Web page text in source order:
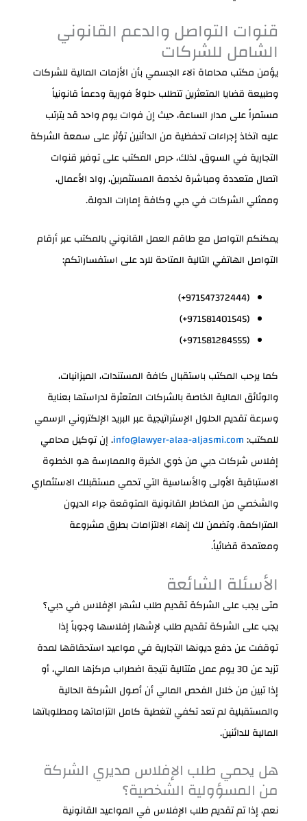
قنوات التواصل والدعم القانوني
الشامل للشركات
يؤمن مكتب محاماة آلاء الجسمي بأن الأزمات المالية للشركات
وطبيعة قضايا المتعثرين تتطلب حلولاً فورية ودعماً قانونياً
مستمراً على مدار الساعة، حيث إن فوات يوم واحد قد يترتب
عليه اتخاذ إجراءات تحفظية من الدائنين تؤثر على سمعة الشركة
التجارية في السوق. لذلك، حرص المكتب على توفير قنوات
اتصال متعددة ومباشرة لخدمة المستثمرين، رواد الأعمال،
وممثلي الشركات في دبي وكافة إمارات الدولة.
يمكنكم التواصل مع طاقم العمل القانوني بالمكتب عبر أرقام
التواصل الهاتفي التالية المتاحة للرد على استفساراتكم:
(+971547372444)
(+971581401545)
(+971581284555)
كما يرحب المكتب باستقبال كافة المستندات، الميزانيات،
والوثائق المالية الخاصة بالشركات المتعثرة لدراستها بعناية
وسرعة تقديم الحلول الإستراتيجية عبر البريد الإلكتروني الرسمي
للمكتب:info@lawyer-alaa-aljasmi.com. إن توكيل محامي
إفلاس شركات دبي من ذوي الخبرة والممارسة هو الخطوة
الاستباقية الأولى والأساسية التي تحمي مستقبلك الاستثماري
والشخصي من المخاطر القانونية المتوقعة جراء الديون
المتراكمة، وتضمن لك إنهاء الالتزامات بطرق مشروعة
ومعتمدة قضائياً.
الأسئلة الشائعة
متى يجب على الشركة تقديم طلب لشهر الإفلاس في دبي؟
يجب على الشركة تقديم طلب لإشهار إفلاسها وجوباً إذا
توقفت عن دفع ديونها التجارية في مواعيد استحقاقها لمدة
تزيد عن 30 يوم عمل متتالية نتيجة اضطراب مركزها المالي، أو
إذا تبين من خلال الفحص المالي أن أصول الشركة الحالية
والمستقبلية لم تعد تكفي لتغطية كامل التزاماتها ومطلوباتها
المالية للدائنين.
هل يحمي طلب الإفلاس مديري الشركة
من المسؤولية الشخصية؟
نعم، إذا تم تقديم طلب الإفلاس في المواعيد القانونية